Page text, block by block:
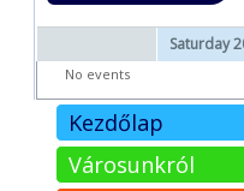
Tanárjelölteknek
Saturday
No events
Kezdőlap
Városunkról